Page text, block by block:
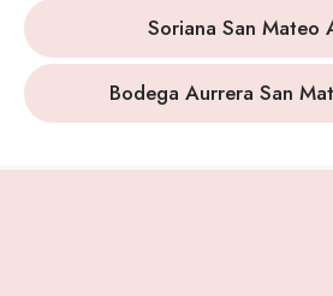
Soriana San Mateo
Bodega Aurrera San